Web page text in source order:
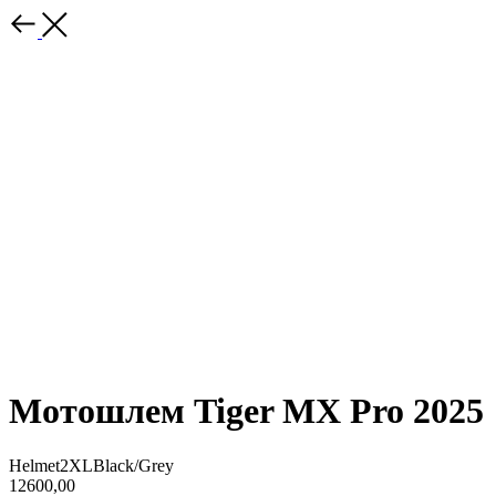
Мотошлем Tiger MX Pro 2025
Helmet2XLBlack/Grey
12600,00